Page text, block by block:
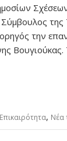
Σύμβουλος
την
Επικαιρότητα, Νέα